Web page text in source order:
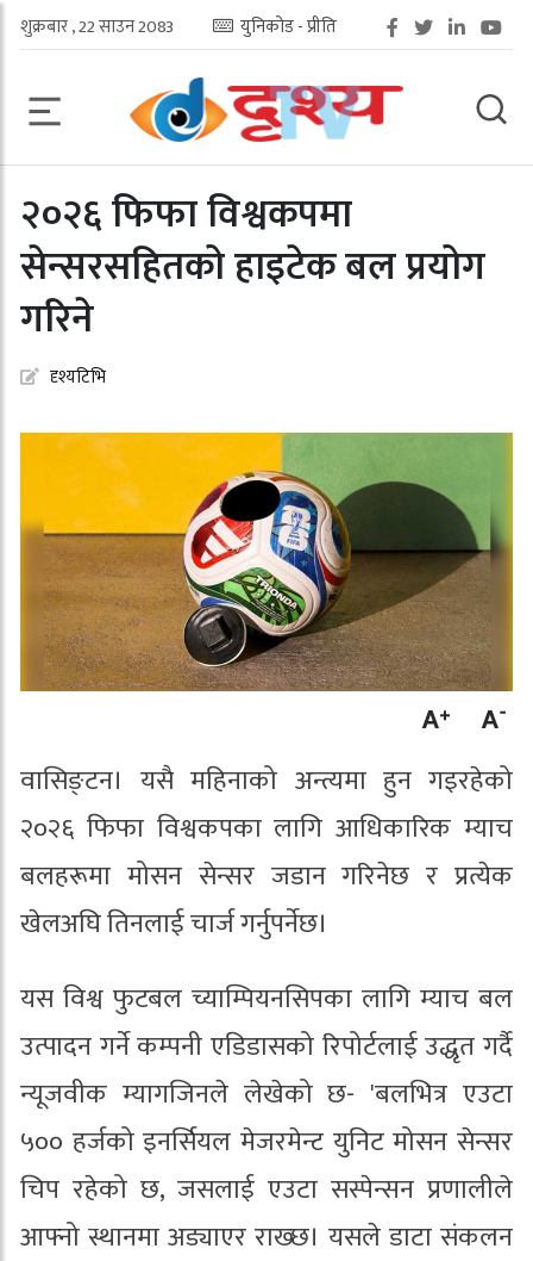
शुक्रबार , 22 साउन 2083 युनिकोड - प्रीति
२०२६ फिफा विश्वकपमा
सेन्सरसहितको हाइटेक बल प्रयोग
गरिने
दृश्यटिभि
वासिङ्टन। यसै महिनाको अन्त्यमा हुन गइरहेको
२०२६ फिफा विश्वकपका लागि आधिकारिक म्याच
बलहरूमा मोसन सेन्सर जडान गरिनेछ र प्रत्येक
खेलअघि तिनलाई चार्ज गर्नुपर्नेछ।
यस विश्व फुटबल च्याम्पियनसिपका लागि म्याच बल
उत्पादन गर्ने कम्पनी एडिडासको रिपोर्टलाई उद्धृत गर्दै
न्यूजवीक म्यागजिनले लेखेको छ- 'बलभित्र एउटा
५०० हर्जको इनर्सियल मेजरमेन्ट युनिट मोसन सेन्सर
चिप रहेको छ, जसलाई एउटा सस्पेन्सन प्रणालीले
आफ्नो स्थानमा अड्याएर राख्छ। यसले डाटा संकलन